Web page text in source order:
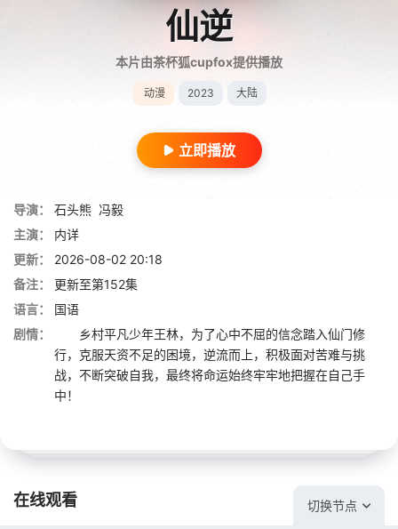
仙逆
本片由茶杯狐cupfox提供播放
动漫 2023 大陆
立即播放
导演： 石头熊 冯毅
主演：
内详
更新：
2026-08-02 20:18
备注：
更新至第152集
语言：
国语
剧情：
乡村平凡少年王林，为了心中不屈的信念踏入仙门修
行，克服天资不足的困境，逆流而上，积极面对苦难与挑
战，不断突破自我，最终将命运始终牢牢地把握在自己手
中！
在线观看 切换节点